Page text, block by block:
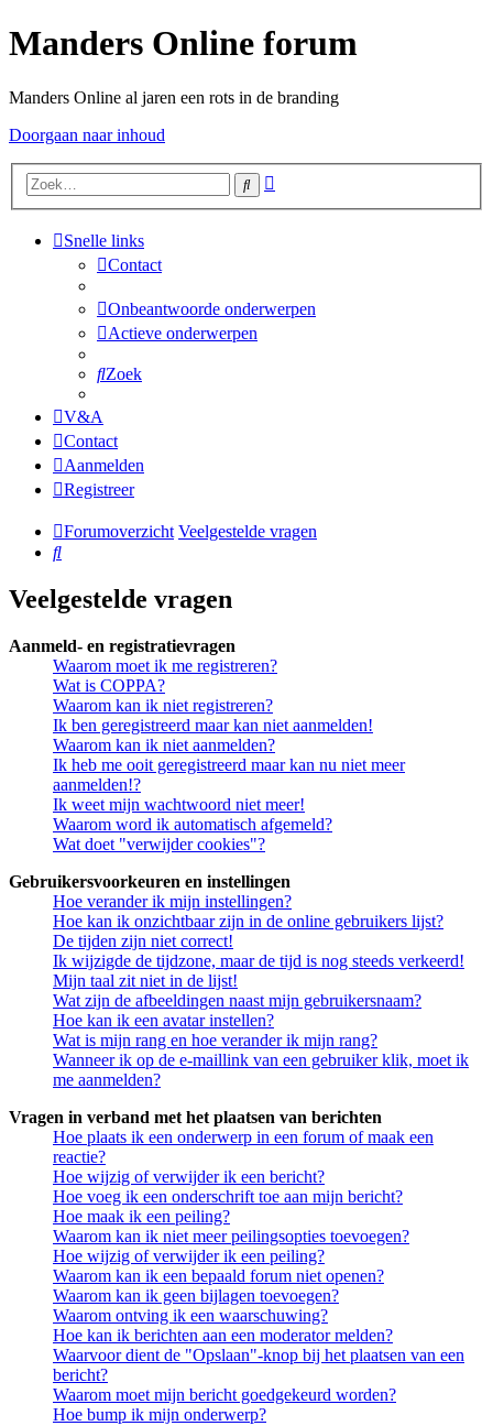
Manders Online forum
Manders Online al jaren een rots in de branding
Doorgaan naar inhoud
Zoek
Snelle links
Contact
Onbeantwoorde onderwerpen
Actieve onderwerpen
Zoek
V&A
Contact
Aanmelden
Registreer
Forumoverzicht Veelgestelde vragen
Zoek
Veelgestelde vragen
Aanmeld- en registratievragen
Waarom moet ik me registreren?
Wat is COPPA?
Waarom kan ik niet registreren?
Ik ben geregistreerd maar kan niet aanmelden!
Waarom kan ik niet aanmelden?
Ik heb me ooit geregistreerd maar kan nu niet meer
aanmelden!?
Ik weet mijn wachtwoord niet meer!
Waarom word ik automatisch afgemeld?
Wat doet "verwijder cookies"?
Gebruikersvoorkeuren en instellingen
Hoe verander ik mijn instellingen?
Hoe kan ik onzichtbaar zijn in de online gebruikers lijst?
De tijden zijn niet correct!
Ik wijzigde de tijdzone, maar de tijd is nog steeds verkeerd!
Mijn taal zit niet in de lijst!
Wat zijn de afbeeldingen naast mijn gebruikersnaam?
Hoe kan ik een avatar instellen?
Wat is mijn rang en hoe verander ik mijn rang?
Wanneer ik op de e-maillink van een gebruiker klik, moet ik
me aanmelden?
Vragen in verband met het plaatsen van berichten
Hoe plaats ik een onderwerp in een forum of maak een
reactie?
Hoe wijzig of verwijder ik een bericht?
Hoe voeg ik een onderschrift toe aan mijn bericht?
Hoe maak ik een peiling?
Waarom kan ik niet meer peilingsopties toevoegen?
Hoe wijzig of verwijder ik een peiling?
Waarom kan ik een bepaald forum niet openen?
Waarom kan ik geen bijlagen toevoegen?
Waarom ontving ik een waarschuwing?
Hoe kan ik berichten aan een moderator melden?
Waarvoor dient de "Opslaan"-knop bij het plaatsen van een
bericht?
Waarom moet mijn bericht goedgekeurd worden?
Hoe bump ik mijn onderwerp?